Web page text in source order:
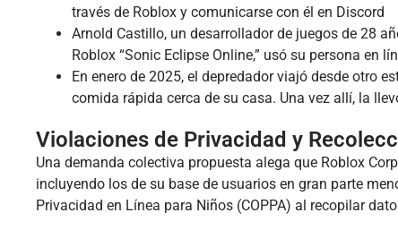
través de Roblox y comunicarse con él en Discord
Arnold Castillo, un desarrollador de juegos de 28
Roblox “Sonic Eclipse Online,” usó su persona en
En enero de 2025, el depredador viajó desde otro
comida rápida cerca de su casa. Una vez allí, la
Violaciones de Privacidad y
Una demanda colectiva propuesta alega que Roblox
incluyendo los de su base de usuarios en gran parte
Privacidad en Línea para Niños (COPPA) al recopilar